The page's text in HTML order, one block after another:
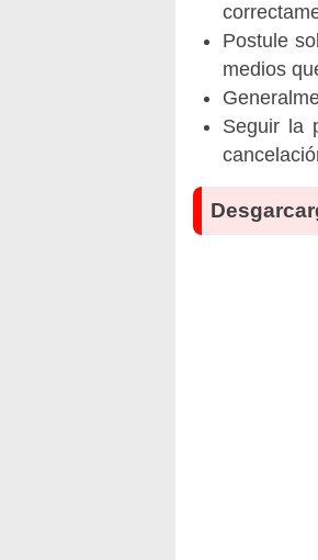
Postule
medios
Seguir la